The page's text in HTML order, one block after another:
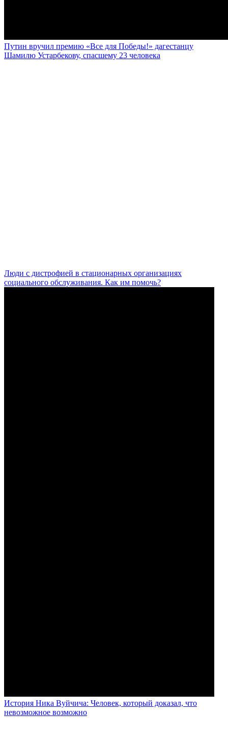
Путин вручил премию «Все для Победы!» дагестанцу
Шамилю Устарбекову, спасшему 23 человека
Люди с дистрофией в стационарных организациях
социального обслуживания. Как им помочь?
История Ника Вуйчича: Человек, который доказал, что
невозможное возможно